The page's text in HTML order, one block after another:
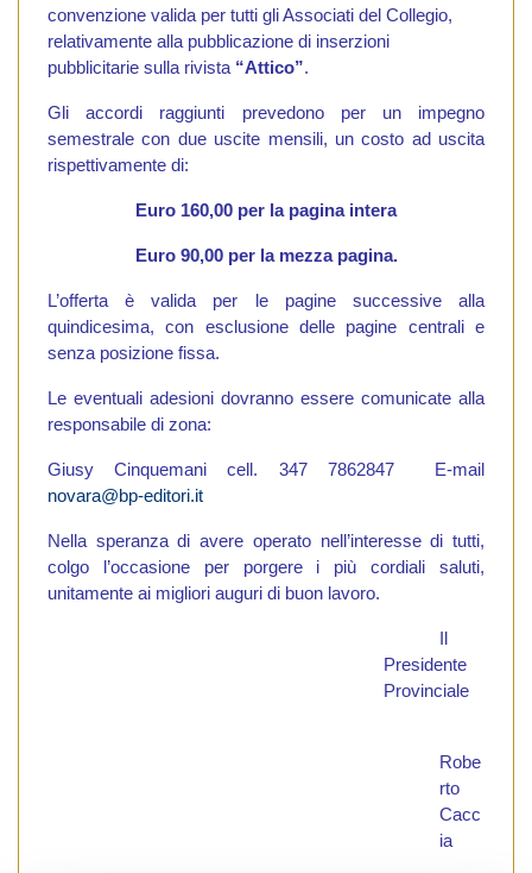
convenzione valida per tutti gli Associati del Collegio,
relativamente alla pubblicazione di inserzioni
pubblicitarie sulla rivista “Attico”.
Gli accordi raggiunti prevedono per un impegno
semestrale con due uscite mensili, un costo ad uscita
rispettivamente di:
Euro 160,00 per la pagina intera
Euro 90,00 per la mezza pagina.
L’offerta è valida per le pagine successive alla
quindicesima, con esclusione delle pagine centrali e
senza posizione fissa.
Le eventuali adesioni dovranno essere comunicate alla
responsabile di zona:
Giusy Cinquemani cell. 347 7862847
E-mail
novara@bp-editori.it
Nella speranza di avere operato nell’interesse di tutti,
colgo l’occasione per porgere i più cordiali saluti,
unitamente ai migliori auguri di buon lavoro.
Il
Presidente
Provinciale
Robe
rto
Cacc
ia